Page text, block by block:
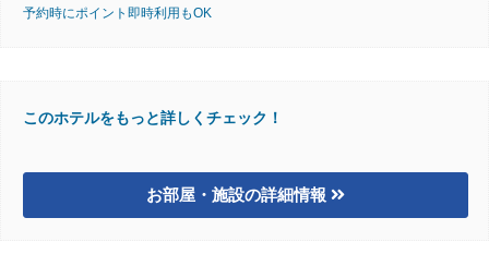
予約時にポイント即時利用もOK
このホテルをもっと詳しくチェック！
お部屋・施設の詳細情報